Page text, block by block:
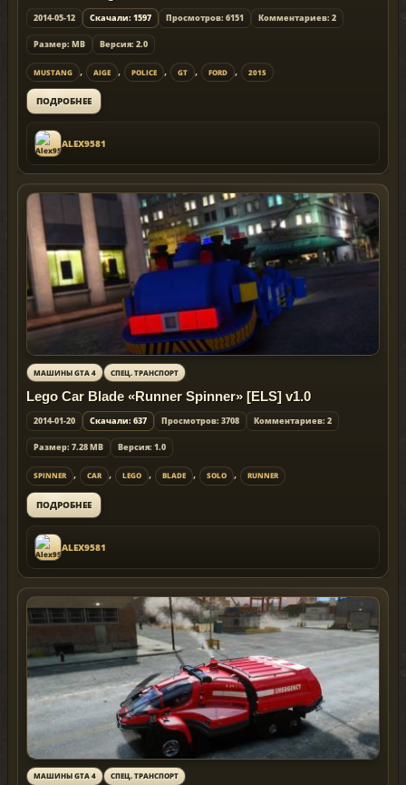
2014-05-12 Скачали: 1597 Просмотров: 6151 Комментариев: 2
Размер: MB Версия: 2.0
MUSTANG , AIGE , POLICE , GT , FORD , 2015
ПОДРОБНЕЕ
ALEX9581
МАШИНЫ GTA 4 СПЕЦ. ТРАНСПОРТ
Lego Car Blade «Runner Spinner» [ELS] v1.0
2014-01-20 Скачали: 637 Просмотров: 3708 Комментариев: 2
Размер: 7.28 MB Версия: 1.0
SPINNER , CAR , LEGO , BLADE , SOLO , RUNNER
ПОДРОБНЕЕ
ALEX9581
МАШИНЫ GTA 4 СПЕЦ. ТРАНСПОРТ